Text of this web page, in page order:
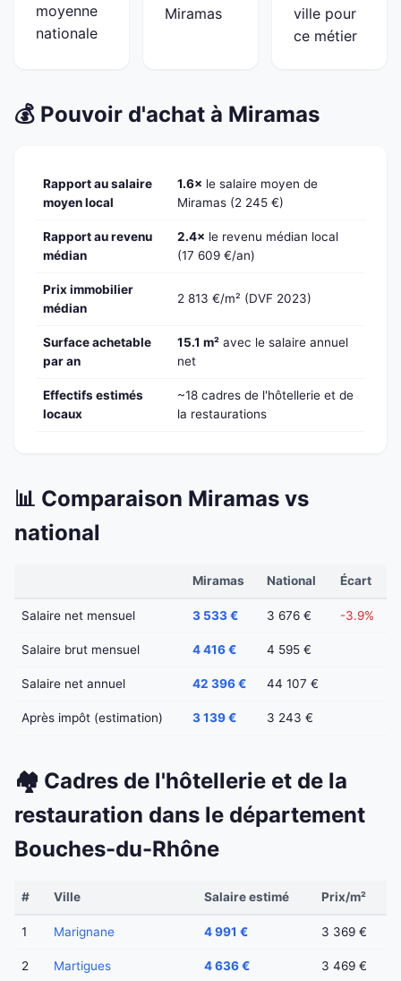
moyenne
nationale
Miramas
ville pour
ce métier
💰 Pouvoir d'achat à Miramas
Rapport au salaire
moyen local
1.6× le salaire moyen de
Miramas (2 245 €)
Rapport au revenu
médian
2.4× le revenu médian local
(17 609 €/an)
Prix immobilier
médian
2 813 €/m² (DVF 2023)
Surface achetable
par an
15.1 m² avec le salaire annuel
net
Effectifs estimés
locaux
~18 cadres de l'hôtellerie et de
la restaurations
📊 Comparaison Miramas vs
national
Miramas National Écart
Salaire net mensuel 3 533 € 3 676 € -3.9%
Salaire brut mensuel 4 416 € 4 595 €
Salaire net annuel 42 396 € 44 107 €
Après impôt (estimation) 3 139 € 3 243 €
🏘️ Cadres de l'hôtellerie et de la
restauration dans le département
Bouches-du-Rhône
# Ville Salaire estimé Prix/m²
1 Marignane 4 991 € 3 369 €
2 Martigues 4 636 € 3 469 €